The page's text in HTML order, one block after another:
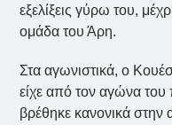
εξελίξεις γύρω του,
ομάδα του Άρη.
Στα αγωνιστικά, ο
είχε από τον αγώνα
βρέθηκε κανονικά